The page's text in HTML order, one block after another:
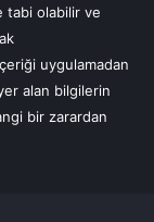
tabi olabilir ve
uygulamadan
alan bilgilerin
bir zarardan